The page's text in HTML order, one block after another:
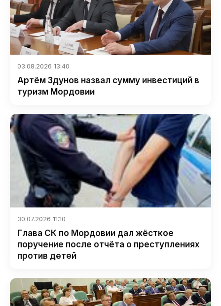
03.08.2026 13:40
Артём Здунов назвал сумму инвестиций в
туризм Мордовии
30.07.2026 11:10
Глава СК по Мордовии дал жёсткое
поручение после отчёта о преступлениях
против детей